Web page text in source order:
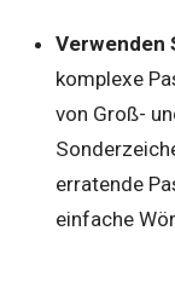
Verwenden
komplexe
von Groß-
erratende
einfache